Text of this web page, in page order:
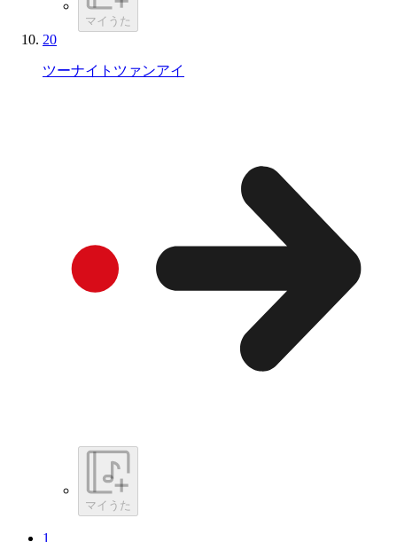
マイうた
20
ツーナイトツァンアイ
マイうた
1